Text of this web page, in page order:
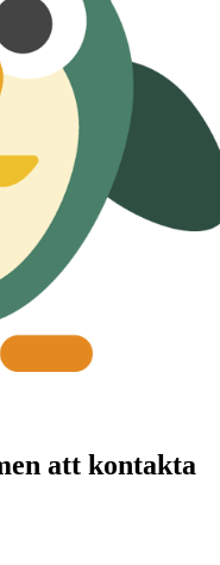
att kontakta